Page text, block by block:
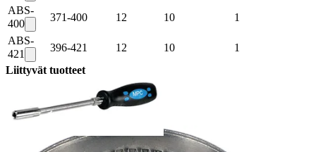
ABS-
400
371-400 12 10
1
ABS-
421
396-421 12 10
1
Liittyvät tuotteet